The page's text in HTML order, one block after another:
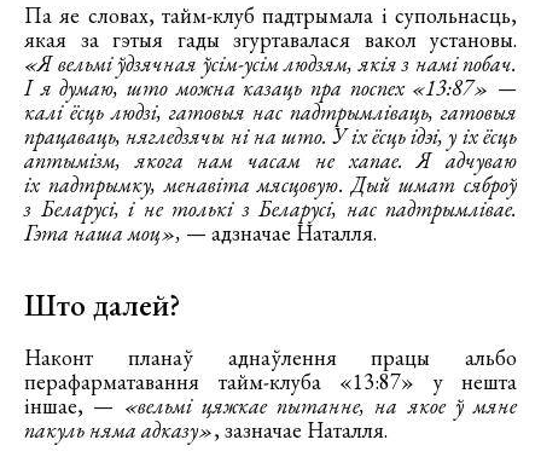
Па яе словах, тайм-клуб падтрымала і супольнасць,
якая за гэтыя гады згуртавалася вакол установы.
«Я вельмі ўдзячная ўсім-усім людзям, якія з намі побач.
І я думаю, што можна казаць пра поспех «13:87» —
калі ёсць людзі, гатовыя нас падтрымліваць, гатовыя
працаваць, нягледзячы ні на што. У іх ёсць ідэі, у іх ёсць
аптымізм, якога нам часам не хапае. Я адчуваю
іх падтрымку, менавіта мясцовую. Дый шмат сяброў
з Беларусі, і не толькі з Беларусі, нас падтрымлівае.
Гэта наша моц», — адзначае Наталля.
Што далей?
Наконт планаў аднаўлення працы альбо
перафарматавання тайм-клуба «13:87» у нешта
іншае, — «вельмі цяжкае пытанне, на якое ў мяне
пакуль няма адказу», зазначае Наталля.